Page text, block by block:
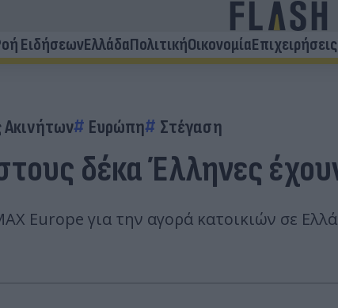
ΕιδήσεωνΕλλάδαΠολιτικήΟικονομίαΕπιχειρήσεις
Ακινήτων Ευρώπη Στέγαση
δέκα Έλληνες
Europe για την αγορά κατοικιών σε